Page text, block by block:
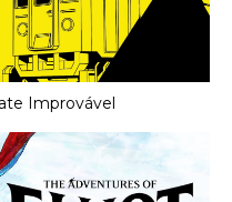
Improvável